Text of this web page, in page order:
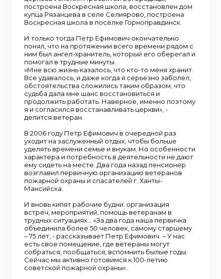
построена Воскресная школа, восстановлен дом
купца Рязанцева в селе Селиярово, построена
Воскресная школа в посёлке Горноправдинск.
И только тогда Петр Ефимович окончательно
понял, что на протяжении всего времени рядом с
ним был ангел-хранитель, который его оберегал и
помогал в трудные минуты.
«Мне всю жизнь казалось, что кто-то меня хранит.
Все удавалось, и даже когда я серьезно заболел,
обстоятельства сложились таким образом, что
судьба дала мне шанс восстановиться и
продолжить работать. Наверное, именно поэтому
я и согласился восстанавливать церкви», -
делится ветеран.
В 2006 году Петр Ефимович в очередной раз
уходит на заслуженный отдых, чтобы больше
уделять времени семье и внукам. Но особенности
характера и потребность в деятельности не дают
ему сидеть на месте. Два года назад пенсионер
возглавил первичную организацию ветеранов
пожарной охраны и спасателей г. Ханты-
Мансийска.
И вновь кипят рабочие будни: организация
встреч, мероприятий, помощь ветеранам в
трудных ситуациях... «За два года наша первичка
объединила более 50 человек, самому старшему
– 75 лет, - рассказывает Петр Ефимович. – У нас
есть свое помещение, где ветераны могут
собраться, пообщаться, вспомнить былые годы.
Сейчас мы активно готовимся к 100-летию
советской пожарной охраны».